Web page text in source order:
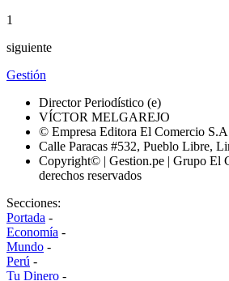
1
siguiente
Gestión
Director Periodístico (e)
VÍCTOR MELGAREJO
© Empresa Editora El Comercio
Calle Paracas #532, Pueblo Libre,
Copyright© | Gestion.pe | Grupo El
derechos reservados
Secciones:
Portada -
Economía -
Mundo -
Perú -
Tu Dinero -